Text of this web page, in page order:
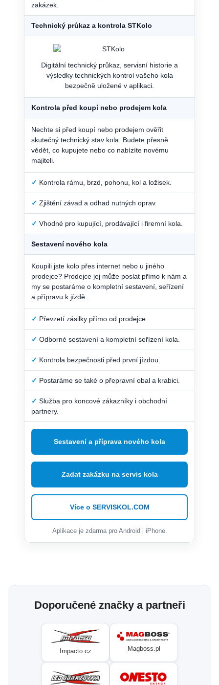
zakázek.
Technický průkaz a kontrola STKolo
Digitální technický průkaz, servisní historie a
výsledky technických kontrol vašeho kola
bezpečně uložené v aplikaci.
Kontrola před koupí nebo prodejem kola
Nechte si před koupí nebo prodejem ověřit
skutečný technický stav kola. Budete přesně
vědět, co kupujete nebo co nabízíte novému
majiteli.
✓ Kontrola rámu, brzd, pohonu, kol a ložisek.
✓ Zjištění závad a odhad nutných oprav.
✓ Vhodné pro kupující, prodávající i firemní kola.
Sestavení nového kola
Koupili jste kolo přes internet nebo u jiného
prodejce? Prodejce jej může poslat přímo k nám a
my se postaráme o kompletní sestavení, seřízení
a přípravu k jízdě.
✓ Převzetí zásilky přímo od prodejce.
✓ Odborné sestavení a kompletní seřízení kola.
✓ Kontrola bezpečnosti před první jízdou.
✓ Postaráme se také o přepravní obal a krabici.
✓ Služba pro koncové zákazníky i obchodní
partnery.
Sestavení a příprava nového kola
Zadat zakázku na servis kola
Více o SERVISKOL.COM
Aplikace je zdarma pro Android i iPhone.
Doporučené značky a partneři
Impacto.cz Magboss.pl